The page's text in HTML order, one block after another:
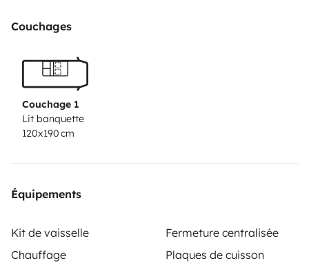
Couchages
Couchage 1
Lit banquette
120x190 cm
Équipements
Kit de vaisselle
Fermeture centralisée
Chauffage
Plaques de cuisson